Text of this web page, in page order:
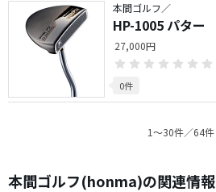
本間ゴルフ／
HP-1005 パター
27,000円
0件
1〜30件／64件
本間ゴルフ(honma)の関連情報